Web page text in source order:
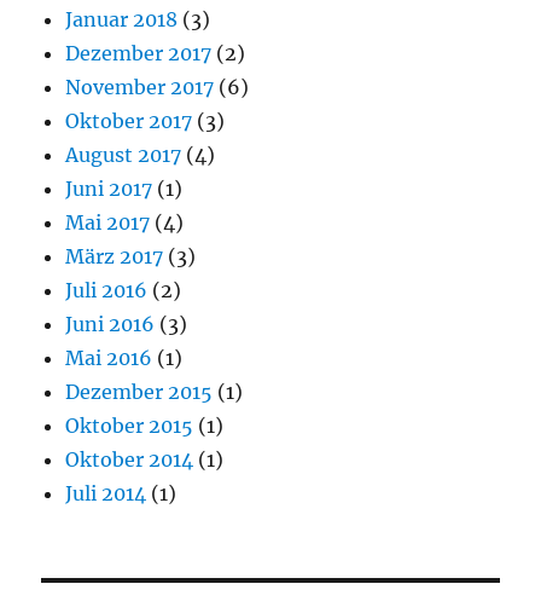
Januar 2018 (3)
Dezember 2017 (2)
November 2017 (6)
Oktober 2017 (3)
August 2017 (4)
Juni 2017 (1)
Mai 2017 (4)
März 2017 (3)
Juli 2016 (2)
Juni 2016 (3)
Mai 2016 (1)
Dezember 2015 (1)
Oktober 2015 (1)
Oktober 2014 (1)
Juli 2014 (1)